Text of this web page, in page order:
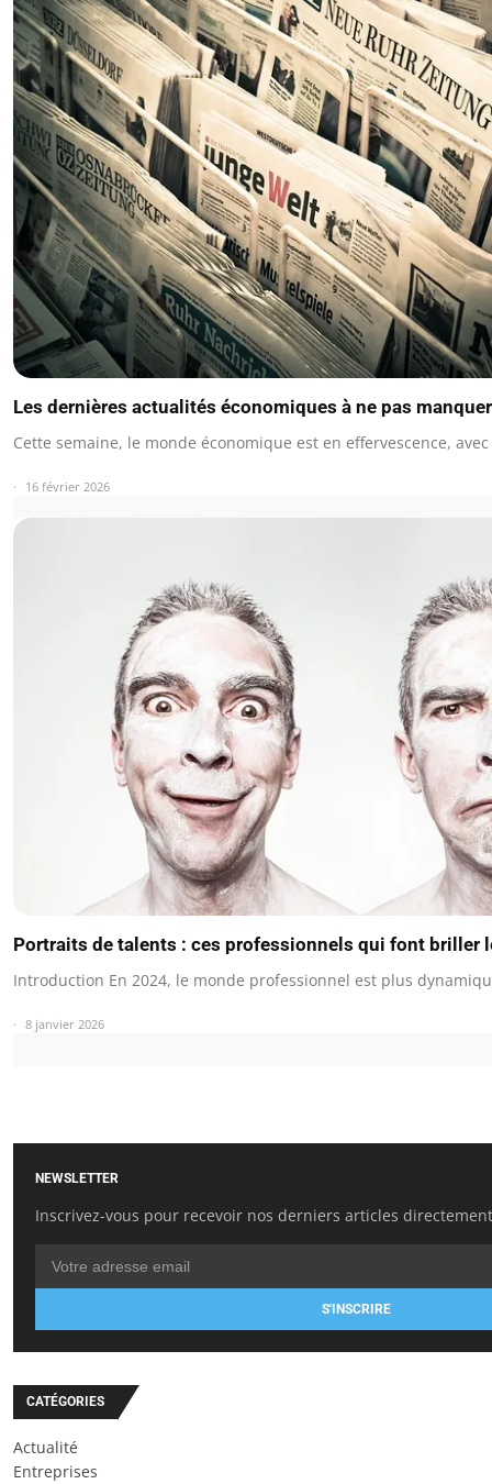
Les dernières actualités économiques à ne pas
Cette semaine, le monde économique est en effervescence,
16 février 2026
Portraits de talents : ces professionnels qui font briller
Introduction En 2024, le monde professionnel est plus
8 janvier 2026
NEWSLETTER
Inscrivez-vous pour recevoir nos derniers articles
S'INSCRIRE
CATÉGORIES
Actualité
Entreprises